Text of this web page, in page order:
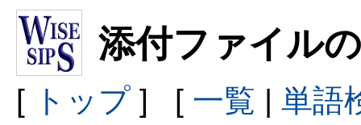
添付ファイル
[ トップ] [ 一覧 | 単語